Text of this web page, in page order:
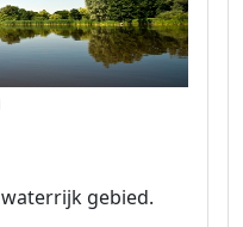
gebied.